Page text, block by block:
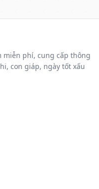
miễn phí, cung cấp thông
con giáp, ngày tốt xấu